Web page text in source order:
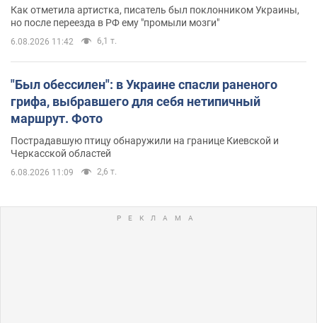
Как отметила артистка, писатель был поклонником Украины,
но после переезда в РФ ему "промыли мозги"
6.08.2026 11:42 6,1 т.
"Был обессилен": в Украине спасли раненого
грифа, выбравшего для себя нетипичный
маршрут. Фото
Пострадавшую птицу обнаружили на границе Киевской и
Черкасской областей
6.08.2026 11:09 2,6 т.